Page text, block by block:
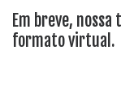
Em breve,
formato virtual.